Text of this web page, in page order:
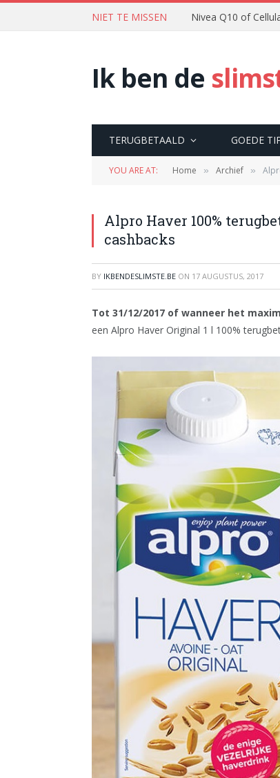
NIET TE MISSEN Nivea Q10 of
Ik ben de
TERUGBETAALD GOEDE
YOU ARE AT: Home » Archief »
Alpro Haver 100%
cashbacks
BY IKBENDESLIMSTE.BE ON 17 AUGUSTUS, 2017
Tot 31/12/2017 of wanneer het
een Alpro Haver Original 1 l 100%